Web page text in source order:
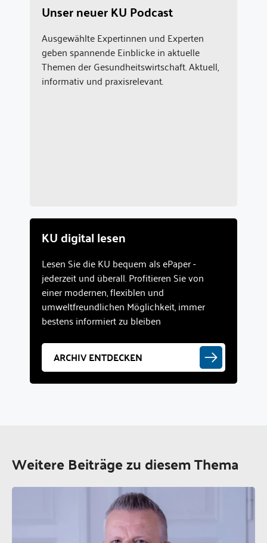
Unser neuer KU Podcast
Ausgewählte Expertinnen und Experten
geben spannende Einblicke in aktuelle
Themen der Gesundheitswirtschaft. Aktuell,
informativ und praxisrelevant.
KU digital lesen
Lesen Sie die KU bequem als ePaper -
jederzeit und überall. Profitieren Sie von
einer modernen, flexiblen und
umweltfreundlichen Möglichkeit, immer
bestens informiert zu bleiben
ARCHIV ENTDECKEN
Weitere Beiträge zu diesem Thema